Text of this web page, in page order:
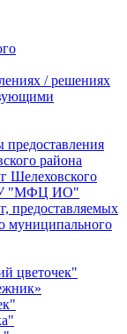
/ решениях
района
Шелеховского
"МФЦ ИО"
предоставляемых
муниципального
цветочек"